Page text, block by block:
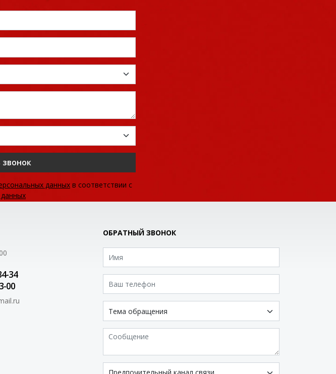
звонок
данныхв соответствии с
34
00
ОБРАТНЫЙ ЗВОНОК